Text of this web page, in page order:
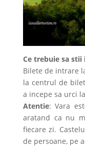
Ce trebuie sa
Bilete de intrare
la centrul de
a incepe sa urci
Atentie: Vara
aratand ca nu
fiecare zi.
de persoane, pe